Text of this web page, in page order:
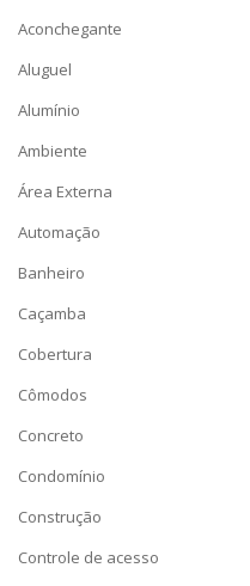
Aconchegante
Aluguel
Alumínio
Ambiente
Área Externa
Automação
Banheiro
Caçamba
Cobertura
Cômodos
Concreto
Condomínio
Construção
Controle de acesso